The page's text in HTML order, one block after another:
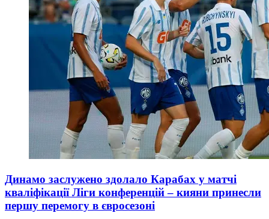
Динамо заслужено здолало Карабах у матчі
кваліфікації Ліги конференцій – кияни принесли
першу перемогу в євросезоні